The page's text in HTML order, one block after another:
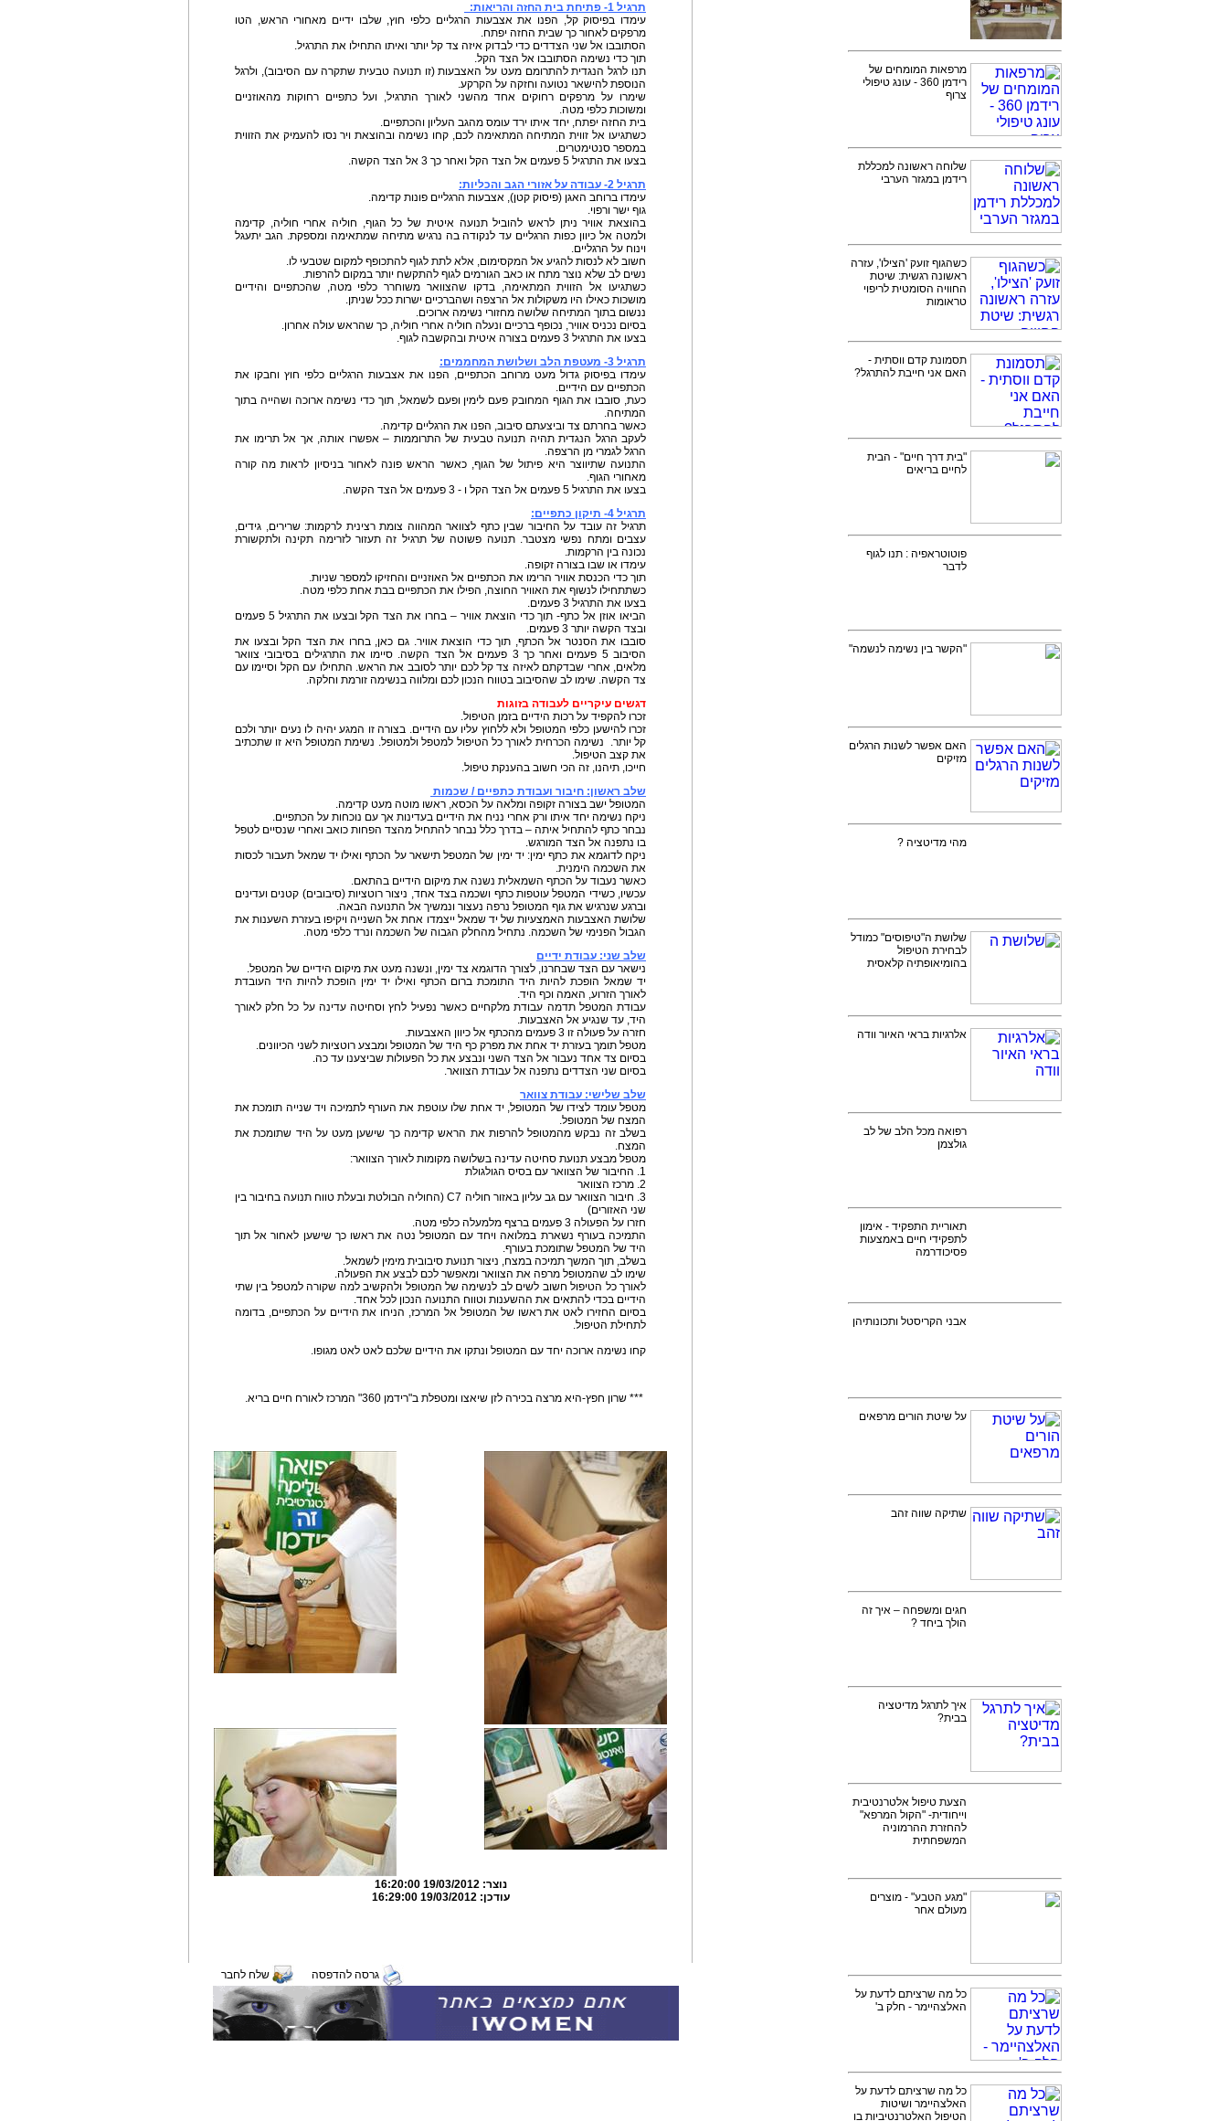
מרפאות המומחים של
רידמן 360 - עונג טיפולי
צרוף
שלוחה ראשונה למכללת
רידמן במגזר הערבי
כשהגוף זועק 'הצילו', עזרה
ראשונה רגשית: שיטת
החוויה הסומטית לריפוי
טראומות
תסמונת קדם ווסתית -
האם אני חייבת להתרגל?
"בית דרך חיים" - הבית
לחיים בריאים
פוטוטראפיה : תנו לגוף
לדבר
"הקשר בין נשימה לנשמה"
האם אפשר לשנות הרגלים
מזיקים
מהי מדיטציה ?
שלושת ה"טיפוסים" כמודל
לבחירת הטיפול
בהומיאופתיה קלאסית
אלרגיות בראי האיור וודה
רפואה מכל הלב של לב
גולצמן
תאוריית התפקיד - אימון
לתפקידי חיים באמצעות
פסיכודרמה
אבני הקריסטל ותכונותיהן
על שיטת הורים מרפאים
שתיקה שווה זהב
חגים ומשפחה – איך זה
הולך ביחד ?
איך לתרגל מדיטציה
בבית?
הצעת טיפול אלטרנטיבית
וייחודית- "הקול המרפא"
להחזרת ההרמוניה
המשפחתית
"מגע הטבע" - מוצרים
מעולם אחר
כל מה שרציתם לדעת על
האלצהיימר - חלק ב'
כל מה שרציתם לדעת על
האלצהיימר ושיטות
הטיפול האלטרנטיביות בו
תרגיל 1- פתיחת בית החזה והריאות:
עימדו בפיסוק קל, הפנו את אצבעות הרגליים כלפי חוץ, שלבו ידיים מאחורי הראש, הטו
מרפקים לאחור כך שבית החזה יפתח.
הסתובבו אל שני הצדדים כדי לבדוק איזה צד קל יותר ואיתו התחילו את התרגיל.
תוך כדי נשימה הסתובבו אל הצד הקל.
תנו לרגל הנגדית להתרומם מעט על האצבעות (זו תנועה טבעית שתקרה עם הסיבוב), ולרגל
הנוספת להישאר נטועה וחזקה על הקרקע.
שימרו על מרפקים רחוקים אחד מהשני לאורך התרגיל, ועל כתפיים רחוקות מהאוזניים
ומשוכות כלפי מטה.
בית החזה יפתח, יחד איתו ירד עומס מהגב העליון והכתפיים.
כשתגיעו אל זווית המתיחה המתאימה לכם, קחו נשימה ובהוצאת ויר נסו להעמיק את הזווית
במספר סנטימטרים.
בצעו את התרגיל 5 פעמים אל הצד הקל ואחר כך 3 אל הצד הקשה.
תרגיל 2- עבודה על אזורי הגב והכליות:
עימדו ברוחב האגן (פיסוק קטן), אצבעות הרגליים פונות קדימה.
גוף ישר ורפוי.
בהוצאת אוויר ניתן לראש להוביל תנועה איטית של כל הגוף, חוליה אחרי חוליה, קדימה
ולמטה אל כיוון כפות הרגליים עד לנקודה בה נרגיש מתיחה שמתאימה ומספקת. הגב יתעגל
וינוח על הרגליים.
חשוב לא לנסות להגיע אל המקסימום, אלא לתת לגוף להתכופף למקום שטבעי לו.
נשים לב שלא נוצר מתח או כאב הגורמים לגוף להתקשח יותר במקום להרפות.
כשתגיעו אל הזווית המתאימה, בדקו שהצוואר משוחרר כלפי מטה, שהכתפיים והידיים
מושכות כאילו היו משקולות אל הרצפה ושהברכיים ישרות ככל שניתן.
ננשום בתוך המתיחה שלושה מחזורי נשימה ארוכים.
בסיום נכניס אוויר, נכופף ברכיים ונעלה חוליה אחרי חוליה, כך שהראש עולה אחרון.
בצעו את התרגיל 3 פעמים בצורה איטית ובהקשבה לגוף.
תרגיל 3- מעטפת הלב ושלושת המחממים:
עימדו בפיסוק גדול מעט מרוחב הכתפיים, הפנו את אצבעות הרגליים כלפי חוץ וחבקו את
הכתפיים עם הידיים.
כעת, סובבו את הגוף המחובק פעם לימין ופעם לשמאל, תוך כדי נשימה ארוכה ושהייה בתוך
המתיחה.
כאשר בחרתם צד וביצעתם סיבוב, הפנו את הרגליים קדימה.
לעקב הרגל הנגדית תהיה תנועה טבעית של התרוממות – אפשרו אותה, אך אל תרימו את
הרגל לגמרי מן הרצפה.
התנועה שתיווצר היא פיתול של הגוף, כאשר הראש פונה לאחור בניסיון לראות מה קורה
מאחורי הגוף.
בצעו את התרגיל 5 פעמים אל הצד הקל ו - 3 פעמים אל הצד הקשה.
תרגיל 4- תיקון כתפיים:
תרגיל זה עובד על החיבור שבין כתף לצוואר המהווה צומת רצינית לרקמות: שרירים, גידים,
עצבים ומתח נפשי מצטבר. תנועה פשוטה של תרגיל זה תעזור לזרימה תקינה ולתקשורת
נכונה בין הרקמות.
עימדו או שבו בצורה זקופה.
תוך כדי הכנסת אוויר הרימו את הכתפיים אל האוזניים והחזיקו למספר שניות.
כשתתחילו לנשוף את האוויר החוצה, הפילו את הכתפיים בבת אחת כלפי מטה.
בצעו את התרגיל 3 פעמים.
הביאו אוזן אל כתף- תוך כדי הוצאת אוויר – בחרו את הצד הקל ובצעו את התרגיל 5 פעמים
ובצד הקשה יותר 3 פעמים.
סובבו את הסנטר אל הכתף, תוך כדי הוצאת אוויר. גם כאן, בחרו את הצד הקל ובצעו את
הסיבוב 5 פעמים ואחר כך 3 פעמים אל הצד הקשה. סיימו את התרגילים בסיבובי צוואר
מלאים, אחרי שבדקתם לאיזה צד קל לכם יותר לסובב את הראש. התחילו עם הקל וסיימו עם
צד הקשה. שימו לב שהסיבוב בטווח הנכון לכם ומלווה בנשימה זורמת וחלקה.
דגשים עיקריים לעבודה בזוגות
זכרו להקפיד על רכות הידיים בזמן הטיפול.
זכרו להישען כלפי המטופל ולא ללחוץ עליו עם הידיים. בצורה זו המגע יהיה לו נעים יותר ולכם
קל יותר. נשימה הכרחית לאורך כל הטיפול למטפל ולמטופל. נשימת המטופל היא זו שתכתיב
את קצב הטיפול.
חייכו, תיהנו, זה הכי חשוב בהענקת טיפול.
שלב ראשון: חיבור ועבודת כתפיים / שכמות
המטופל ישב בצורה זקופה ומלאה על הכסא, ראשו מוטה מעט קדימה.
ניקח נשימה יחד איתו ורק אחרי נניח את הידיים בעדינות אך עם נוכחות על הכתפיים.
נבחר כתף להתחיל איתה – בדרך כלל נבחר להתחיל מהצד הפחות כואב ואחרי שנסיים לטפל
בו נתפנה אל הצד המורגש.
ניקח לדוגמא את כתף ימין: יד ימין של המטפל תישאר על הכתף ואילו יד שמאל תעבור לכסות
את השכמה הימנית.
כאשר נעבוד על הכתף השמאלית נשנה את מיקום הידיים בהתאם.
עכשיו, כשידי המטפל עוטפות כתף ושכמה בצד אחד, ניצור רוטציות (סיבובים) קטנים ועדינים
וברגע שנרגיש את גוף המטופל נרפה נעצור ונמשיך אל התנועה הבאה.
שלושת האצבעות האמצעיות של יד שמאל ייצמדו אחת אל השנייה ויקיפו בעזרת השענות את
הגבול הפנימי של השכמה. נתחיל מהחלק הגבוה של השכמה ונרד כלפי מטה.
שלב שני: עבודת ידיים
נישאר עם הצד שבחרנו, לצורך הדוגמא צד ימין, ונשנה מעט את מיקום הידיים של המטפל.
יד שמאל הופכת להיות היד התומכת ברום הכתף ואילו יד ימין הופכת להיות היד העובדת
לאורך הזרוע, האמה וכף היד.
עבודת המטפל תדמה עבודת מלקחיים כאשר נפעיל לחץ וסחיטה עדינה על כל חלק לאורך
היד, עד שנגיע אל האצבעות.
חזרה על פעולה זו 3 פעמים מהכתף אל כיוון האצבעות.
מטפל תומך בעזרת יד אחת את מפרק כף היד של המטופל ומבצע רוטציות לשני הכיוונים.
בסיום צד אחד נעבור אל הצד השני ונבצע את כל הפעולות שביצענו עד כה.
בסיום שני הצדדים נתפנה אל עבודת הצוואר.
שלב שלישי: עבודת צוואר
מטפל עומד לצידו של המטופל, יד אחת שלו עוטפת את העורף לתמיכה ויד שנייה תומכת את
המצח של המטופל.
בשלב זה נבקש מהמטופל להרפות את הראש קדימה כך שישען מעט על היד שתומכת את
המצח.
מטפל מבצע תנועת סחיטה עדינה בשלושה מקומות לאורך הצוואר:
1. החיבור של הצוואר עם בסיס הגולגולת
2. מרכז הצוואר
3. חיבור הצוואר עם גב עליון באזור חוליה C7 (החוליה הבולטת ובעלת טווח תנועה בחיבור בין
שני האזורים)
חזרו על הפעולה 3 פעמים ברצף מלמעלה כלפי מטה.
התמיכה בעורף נשארת במלואה ויחד עם המטופל נטה את ראשו כך שישען לאחור אל תוך
היד של המטפל שתומכת בעורף.
בשלב, תוך המשך תמיכה במצח, ניצור תנועת סיבובית מימין לשמאל.
שימו לב שהמטופל מרפה את הצוואר ומאפשר לכם לבצע את הפעולה.
לאורך כל הטיפול חשוב לשים לב לנשימה של המטופל ולהקשיב למה שקורה למטפל בין שתי
הידיים בכדי להתאים את ההשענות וטווח התנועה הנכון לכל אחד.
בסיום החזירו לאט את ראשו של המטופל אל המרכז, הניחו את הידיים על הכתפיים, בדומה
לתחילת הטיפול.
קחו נשימה ארוכה יחד עם המטופל ונתקו את הידיים שלכם לאט לאט מגופו.
*** שרון חפץ-היא מרצה בכירה לזן שיאצו ומטפלת ב"רידמן 360" המרכז לאורח חיים בריא.
נוצר:19/03/2012 16:20:00
עודכן:19/03/2012 16:29:00
גרסה להדפסה שלח לחבר